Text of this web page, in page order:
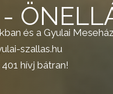
és a Gyulai
szallas.hu
hívj bátran!